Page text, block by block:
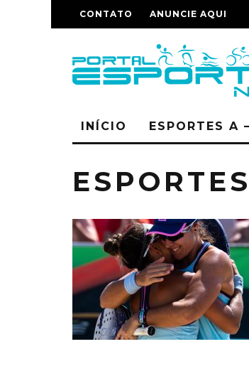
CONTATO ANUNCIE AQUI
INÍCIO ESPORTES A